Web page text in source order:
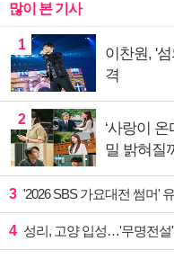
많이 본 기사
1
이찬원, '
격
2
‘사랑이
밀 밝혀질
3 '2026 SBS 가요대전 썸머'
4 성리, 고양 입성…'무명전설